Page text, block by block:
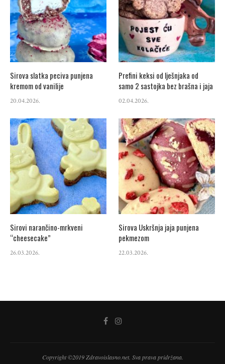
Sirova slatka peciva punjena
kremom od vanilije
20.04.2026.
Prefini keksi od lješnjaka od
samo 2 sastojka bez brašna i jaja
02.04.2026.
Sirovi narančino-mrkveni
“cheesecake”
26.03.2026.
Sirova Uskršnja jaja punjena
pekmezom
22.03.2026.
Copyright ©2019 Zdravoislasno.net. Sva prava pridržana.